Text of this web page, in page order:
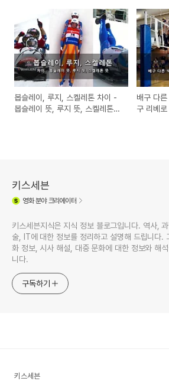
봅슬레이, 루지, 스켈레톤 차이 -
봅슬레이 뜻, 루지 뜻, 스켈레톤
배구 다
구 리베
키스세븐
영화분야 크리에이터
키스세븐지식은 지식 정보 블로그입니다. 역사,
술, IT에 대한 정보를 정리하고 설명해 드립니다.
화 정보, 시사 해설, 대중 문화에 대한 정보와 해
니다.
구독하기
키스세븐